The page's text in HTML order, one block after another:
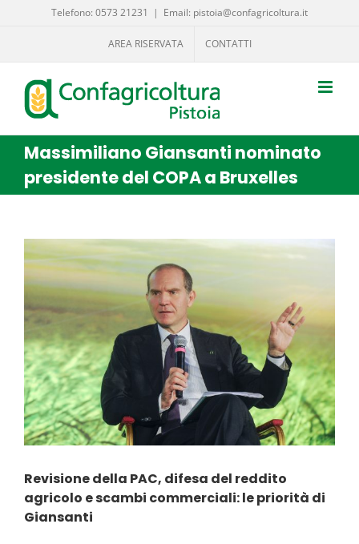
Telefono: 0573 21231 | Email: pistoia@confagricoltura.it
AREA RISERVATA CONTATTI
Massimiliano Giansanti nominato
presidente del COPA a Bruxelles
Ingrandisci
immagine
Revisione della PAC, difesa del reddito
agricolo e scambi commerciali: le priorità di
Giansanti